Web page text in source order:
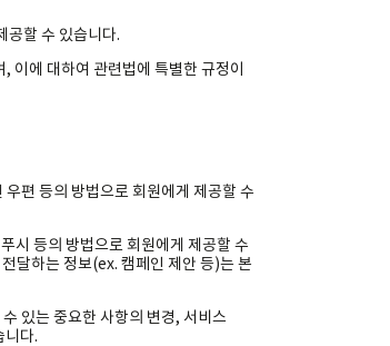
공할 수 있습니다.
이에 대하여 관련법에 특별한 규정이
편 등의 방법으로 회원에게 제공할 수
시 등의 방법으로 회원에게 제공할 수
달하는 정보(ex. 캠페인 제안 등)는 본
있는 중요한 사항의 변경, 서비스
니다.